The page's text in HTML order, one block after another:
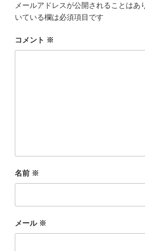
メールアドレスが公開されることはあ
いている欄は必須項目です
コメント ※
名前 ※
メール ※